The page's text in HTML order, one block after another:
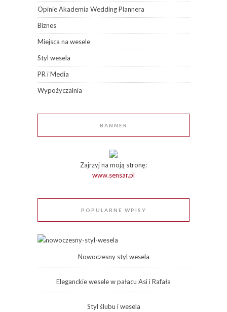
Opinie Akademia Wedding Plannera
Biznes
Miejsca na wesele
Styl wesela
PR i Media
Wypożyczalnia
BANNER
Zajrzyj na moją stronę:
www.sensar.pl
POPULARNE WPISY
Nowoczesny styl wesela
Eleganckie wesele w pałacu Asi i Rafała
Styl ślubu i wesela